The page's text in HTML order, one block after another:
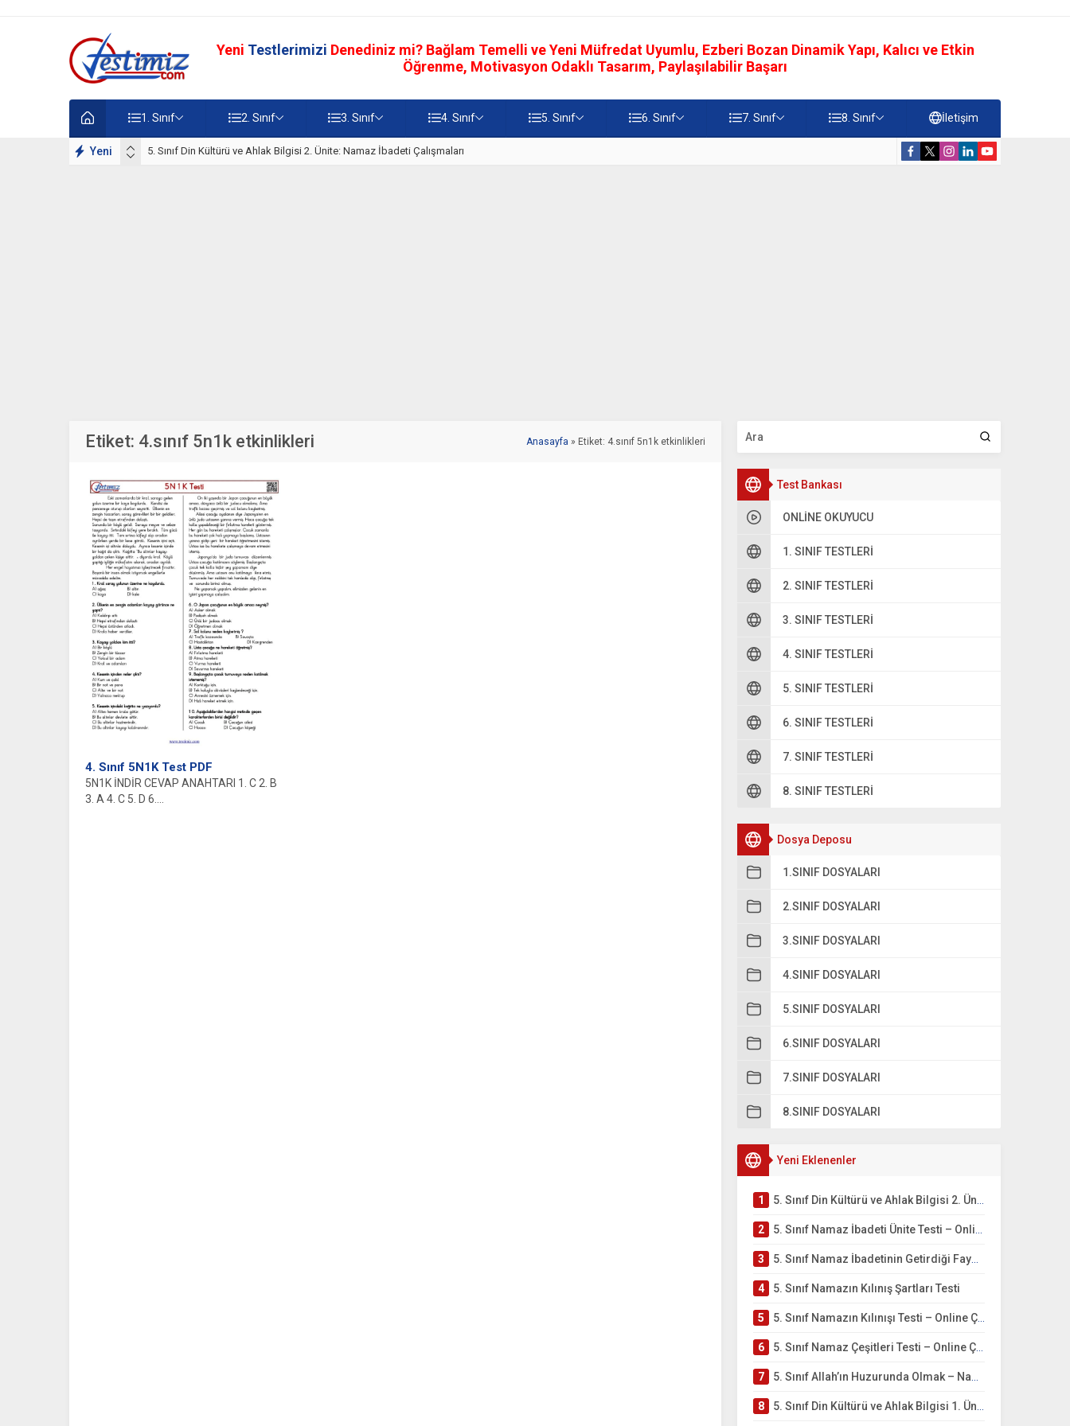
Yeni Testlerimizi Denediniz mi? Bağlam Temelli ve Yeni Müfredat Uyumlu, Ezberi Bozan Dinamik Yapı, Kalıcı ve Etkin
Öğrenme, Motivasyon Odaklı Tasarım, Paylaşılabilir Başarı
1. Sınıf 2. Sınıf 3. Sınıf 4. Sınıf 5. Sınıf 6. Sınıf 7. Sınıf 8. Sınıf İletişim
Yeni 5. Sınıf Namaz İbadeti Ünite Testi – Online Çöz
Test Bankası
ONLINE OKUYUCU
1. SINIF TESTLERI
2. SINIF TESTLERI
3. SINIF TESTLERI
4. SINIF TESTLERI
5. SINIF TESTLERI
6. SINIF TESTLERI
7. SINIF TESTLERI
8. SINIF TESTLERI
Dosya Deposu
1.SINIF DOSYALARI
2.SINIF DOSYALARI
3.SINIF DOSYALARI
4.SINIF DOSYALARI
5.SINIF DOSYALARI
6.SINIF DOSYALARI
7.SINIF DOSYALARI
8.SINIF DOSYALARI
Yeni Eklenenler
1 5. Sınıf Din Kültürü ve Ahlak Bilgisi 2. Ünite: Namaz İbadeti Çalışmaları
2 5. Sınıf Namaz İbadeti Ünite Testi – Online Çöz
3 5. Sınıf Namaz İbadetinin Getirdiği Faydalar Testi
4 5. Sınıf Namazın Kılınış Şartları Testi
5 5. Sınıf Namazın Kılınışı Testi – Online Çöz
6 5. Sınıf Namaz Çeşitleri Testi – Online Çöz
7 5. Sınıf Allah’ın Huzurunda Olmak – Namaz İbadeti Testi
8 5. Sınıf Din Kültürü ve Ahlak Bilgisi 1. Ünite: Allah İnancı Çalışmaları
Etiket: 4.sınıf 5n1k etkinlikleri Anasayfa » Etiket: 4.sınıf 5n1k etkinlikleri
4. Sınıf 5N1K Test PDF
5N1K İNDİR CEVAP ANAHTARI 1. C 2. B
3. A 4. C 5. D 6....